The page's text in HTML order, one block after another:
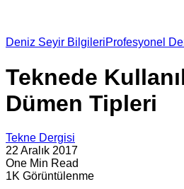
Deniz Seyir BilgileriProfesyonel
Teknede
Dümen Tipleri
Tekne Dergisi
22 Aralık 2017
One Min Read
1K Görüntülenme